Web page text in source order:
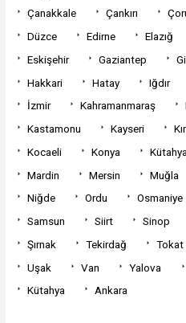
Çanakkale
Çankırı
Düzce
Edirne Elazığ
Eskişehir
Gaziantep
Hakkari
Hatay Iğdır
İzmir
Kahramanmaraş
Kastamonu
Kayseri
Kocaeli
Konya Kütahya
Mardin
Mersin Muğla
Niğde
Ordu Osmaniye
Samsun
Siirt Sinop
Şırnak
Tekirdağ Tokat
Uşak
Van Yalova
Kütahya
Ankara